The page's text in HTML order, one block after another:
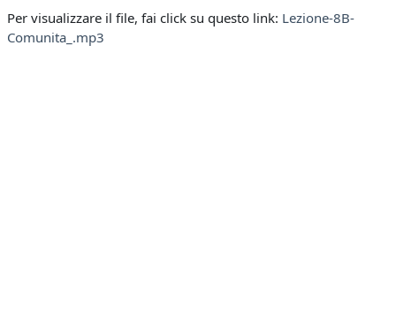
Per visualizzare il file, fai click su questo link: Lezione-8B-
Comunita_.mp3